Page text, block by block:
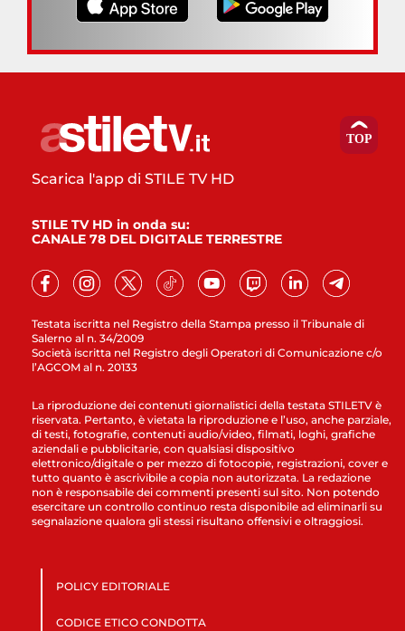
Testata iscritta nel Registro della Stampa presso il Tribunale di
Salerno al n. 34/2009
Società iscritta nel Registro degli Operatori di Comunicazione c/o
l’AGCOM al n. 20133
Scarica l'app di STILE TV HD
STILE TV HD in onda su:
CANALE 78 DEL DIGITALE TERRESTRE
La riproduzione dei contenuti giornalistici della testata STILETV è
riservata. Pertanto, è vietata la riproduzione e l’uso, anche parziale,
di testi, fotografie, contenuti audio/video, filmati, loghi, grafiche
aziendali e pubblicitarie, con qualsiasi dispositivo
elettronico/digitale o per mezzo di fotocopie, registrazioni, cover e
tutto quanto è ascrivibile a copia non autorizzata. La redazione
non è responsabile dei commenti presenti sul sito. Non potendo
esercitare un controllo continuo resta disponibile ad eliminarli su
segnalazione qualora gli stessi risultano offensivi e oltraggiosi.
POLICY EDITORIALE
CODICE ETICO CONDOTTA